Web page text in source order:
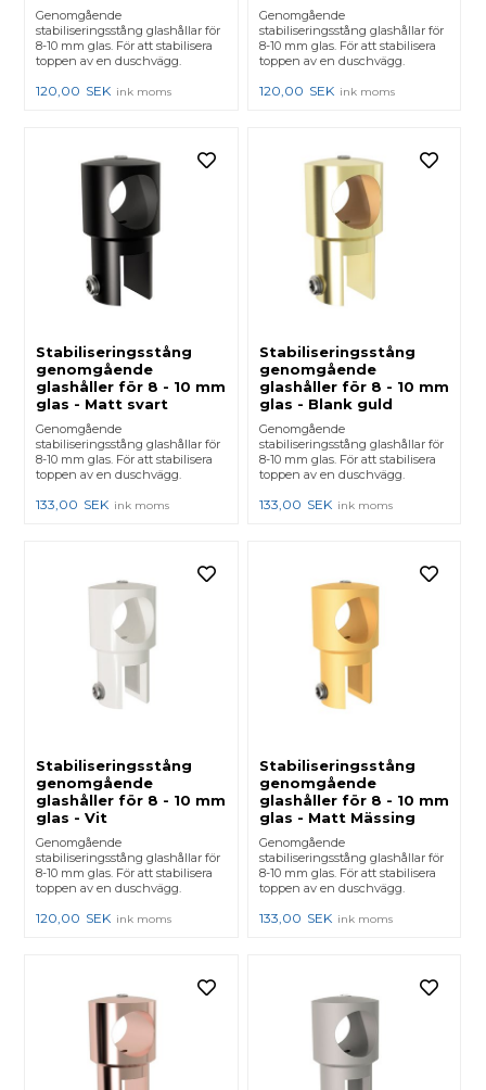
Genomgående
stabiliseringsstång glashållar för
8-10 mm glas. För att stabilisera
toppen av en duschvägg.
120,00 SEK ink moms
Genomgående
stabiliseringsstång glashållar för
8-10 mm glas. För att stabilisera
toppen av en duschvägg.
120,00 SEK ink moms
Stabiliseringsstång
genomgående
glashåller för 8 - 10 mm
glas - Matt svart
Genomgående
stabiliseringsstång glashållar för
8-10 mm glas. För att stabilisera
toppen av en duschvägg.
133,00 SEK ink moms
Stabiliseringsstång
genomgående
glashåller för 8 - 10 mm
glas - Blank guld
Genomgående
stabiliseringsstång glashållar för
8-10 mm glas. För att stabilisera
toppen av en duschvägg.
133,00 SEK ink moms
Stabiliseringsstång
genomgående
glashåller för 8 - 10 mm
glas - Vit
Genomgående
stabiliseringsstång glashållar för
8-10 mm glas. För att stabilisera
toppen av en duschvägg.
120,00 SEK ink moms
Stabiliseringsstång
genomgående
glashåller för 8 - 10 mm
glas - Matt Mässing
Genomgående
stabiliseringsstång glashållar för
8-10 mm glas. För att stabilisera
toppen av en duschvägg.
133,00 SEK ink moms